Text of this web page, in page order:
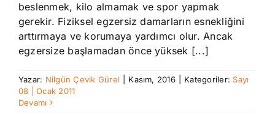
beslenmek, kilo almamak ve spor yapmak
gerekir. Fiziksel egzersiz damarların esnekliğini
arttırmaya ve korumaya yardımcı olur. Ancak
egzersize başlamadan önce yüksek [...]
Yazar: Nilgün Çevik Gürel Kasım, 2016 Kategoriler: Sayı
08 | Ocak 2011
Devamı